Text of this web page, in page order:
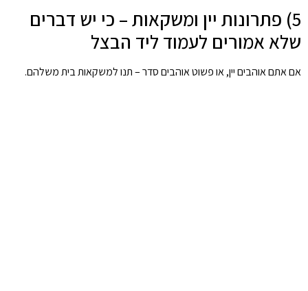
5) פתרונות יין ומשקאות – כי יש דברים
שלא אמורים לעמוד ליד הבצל
אם אתם אוהבים יין, או פשוט אוהבים סדר – תנו למשקאות בית משלהם.